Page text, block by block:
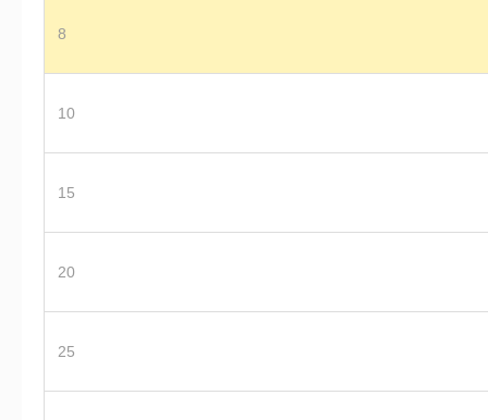
8
10
15
20
25